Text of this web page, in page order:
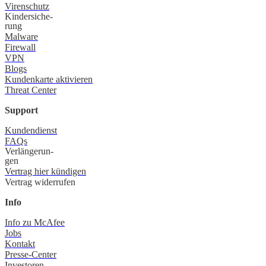
Virenschutz
Kindersiche-
rung
Malware
Firewall
VPN
Blogs
Kundenkarte aktivieren
Threat Center
Support
Kundendienst
FAQs
Verlängerun-
gen
Vertrag hier kündigen
Vertrag widerrufen
Info
Info zu McAfee
Jobs
Kontakt
Presse-Center